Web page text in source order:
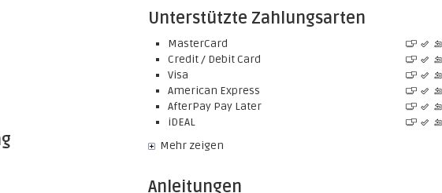
Unterstützte Zahlungsarten
MasterCard
Credit / Debit Card
Visa
American Express
AfterPay Pay Later
iDEAL
Mehr zeigen
Anleitungen